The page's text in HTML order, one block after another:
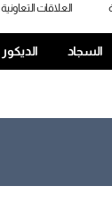
العلاقات التعاونية
السجاد الديكور